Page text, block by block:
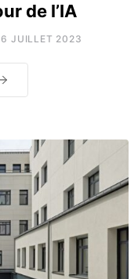
de l’IA
JUILLET 2023